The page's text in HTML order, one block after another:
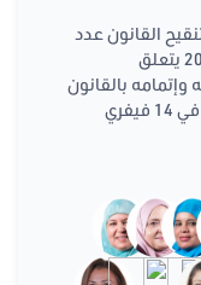
القانون عدد
16 لسنة 2014 مؤرخ في 26 ماي 2014 يتعلق
وإتمامه بالقانون
الاساسي عدد 7 لسنة 2017 المؤرخ في 14 فيفري